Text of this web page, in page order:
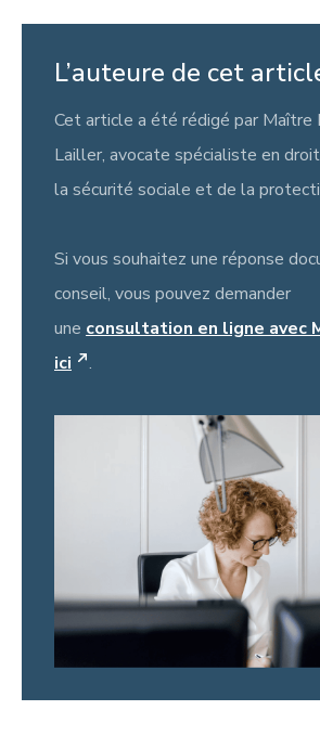
L’auteure de cet
Cet article a été rédigé par Maître
Lailler, avocate spécialiste en
la sécurité sociale et de la
Si vous souhaitez une réponse
conseil, vous pouvez demander
une consultation en ligne avec
ici
.